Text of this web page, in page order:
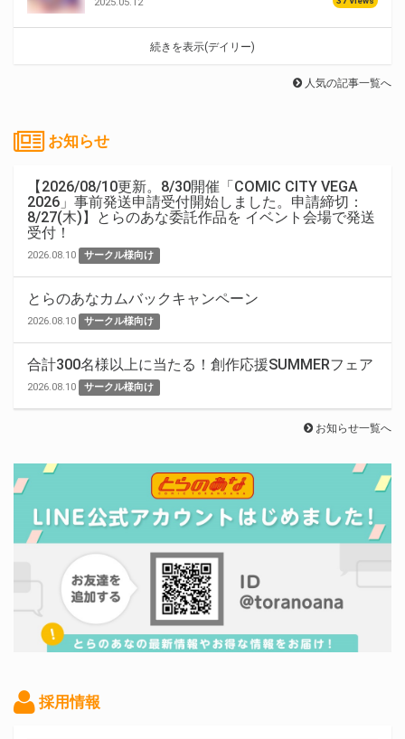
2025.05.12
続きを表示(デイリー)
人気の記事一覧へ
お知らせ
【2026/08/10更新。8/30開催「COMIC CITY VEGA
2026」事前発送申請受付開始しました。申請締切：
8/27(木)】とらのあな委託作品を イベント会場で発送
受付！
2026.08.10 サークル様向け
とらのあなカムバックキャンペーン
2026.08.10 サークル様向け
合計300名様以上に当たる！創作応援SUMMERフェア
2026.08.10 サークル様向け
お知らせ一覧へ
採用情報